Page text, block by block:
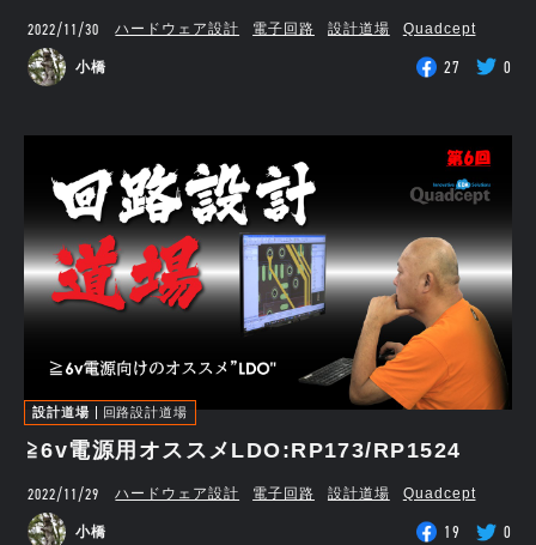
2022/11/30 ハードウェア設計 電子回路 設計道場 Quadcept
小橋 27 0
設計道場 回路設計道場
≧6v電源用オススメLDO:RP173/RP1524
2022/11/29 ハードウェア設計 電子回路 設計道場 Quadcept
小橋 19 0